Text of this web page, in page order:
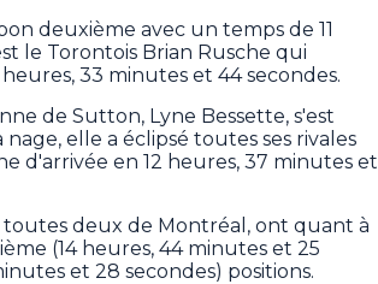
deuxième avec un temps de 11
le Torontois Brian Rusche qui
33 minutes et 44 secondes.
de Sutton, Lyne Bessette, s'est
elle a éclipsé toutes ses rivales
d'arrivée en 12 heures, 37 minutes et
toutes deux de Montréal, ont quant à
(14 heures, 44 minutes et 25
et 28 secondes) positions.